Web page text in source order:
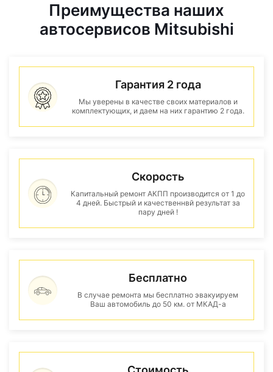
Преимущества наших
автосервисов Mitsubishi
Гарантия 2 года
Мы уверены в качестве своих материалов и
комплектующих, и даем на них гарантию 2 года.
Скорость
Капитальный ремонт АКПП производится от 1 до
4 дней. Быстрый и качественнвй результат за
пару дней !
Бесплатно
В случае ремонта мы бесплатно эвакуируем
Ваш автомобиль до 50 км. от МКАД-а